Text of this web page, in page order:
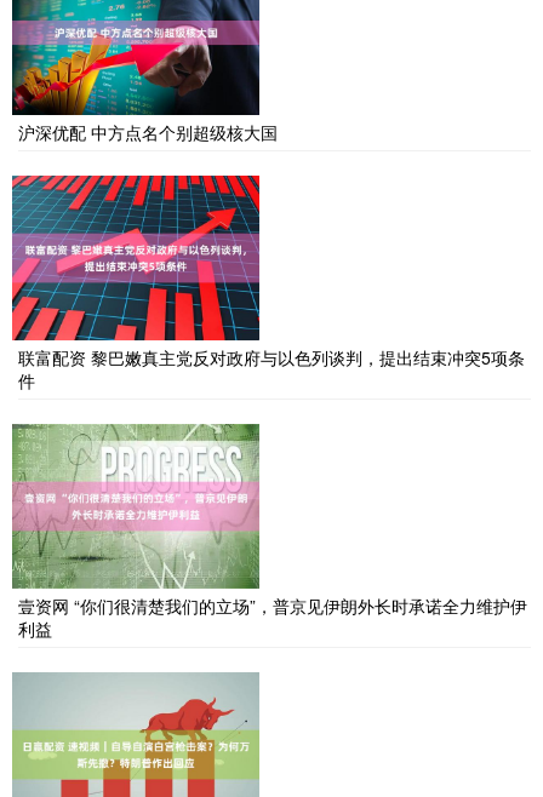
沪深优配 中方点名个别超级核大国
联富配资 黎巴嫩真主党反对政府与以色列谈判，提出结束冲突5项条
件
壹资网 “你们很清楚我们的立场”，普京见伊朗外长时承诺全力维护伊
利益